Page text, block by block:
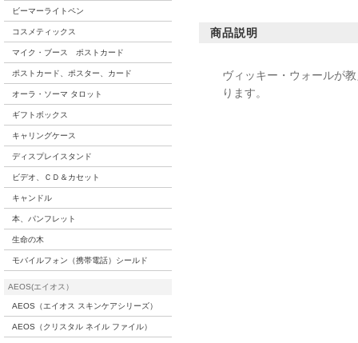
ビーマーライトペン
コスメティックス
マイク・ブース ポストカード
ポストカード、ポスター、カード
オーラ・ソーマ タロット
ギフトボックス
キャリングケース
ディスプレイスタンド
ビデオ、ＣＤ＆カセット
キャンドル
本、パンフレット
生命の木
モバイルフォン（携帯電話）シールド
AEOS(エイオス）
AEOS（エイオス スキンケアシリーズ）
AEOS（クリスタル ネイル ファイル）
商品説明
ヴィッキー・ウォールが
ります。